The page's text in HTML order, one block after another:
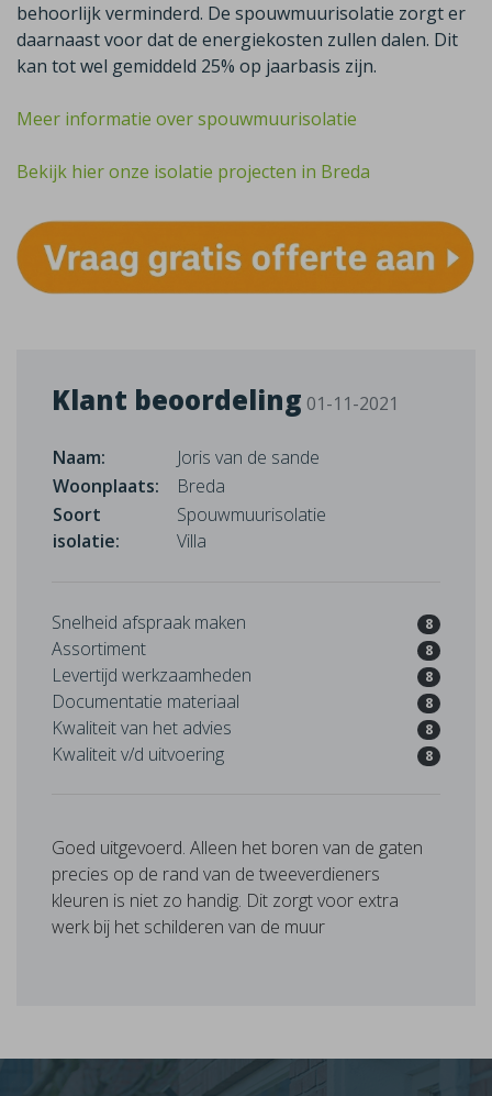
behoorlijk verminderd. De spouwmuurisolatie zorgt er
daarnaast voor dat de energiekosten zullen dalen. Dit
kan tot wel gemiddeld 25% op jaarbasis zijn.
Meer informatie over spouwmuurisolatie
Bekijk hier onze isolatie projecten in Breda
Klant beoordeling 01-11-2021
Naam:
Joris van de sande
Woonplaats:
Breda
Soort
isolatie:
Spouwmuurisolatie
Villa
Snelheid afspraak maken 8
Assortiment 8
Levertijd werkzaamheden 8
Documentatie materiaal 8
Kwaliteit van het advies 8
Kwaliteit v/d uitvoering 8
Goed uitgevoerd. Alleen het boren van de gaten
precies op de rand van de tweeverdieners
kleuren is niet zo handig. Dit zorgt voor extra
werk bij het schilderen van de muur